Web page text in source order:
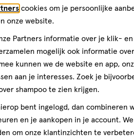
crème
1
stuk
crème
NYX
cookies om je persoonlijke
onze website.
Partners informatie over je klik-
mogelijk ook informatie
kunnen we de website en app,
aan je interesses. Zoek je
shampoo te zien krijgen.
bent ingelogd, dan combineren
en je aankopen in je account.
om onze klantinzichten te